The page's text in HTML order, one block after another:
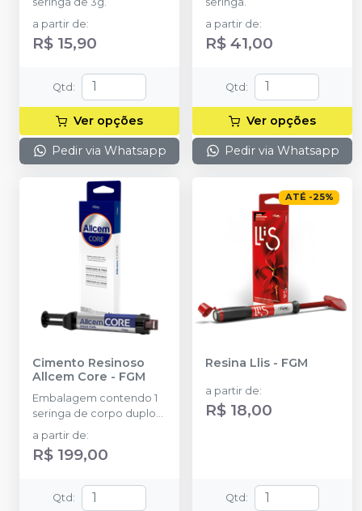
a partir de:
R$ 15,90
Qtd :
Ver opções
Pedir via Whatsapp
a partir de:
R$ 41,00
Qtd :
Ver opções
Pedir via Whatsapp
Cimento Resinoso
Allcem Core - FGM
Embalagem contendo 1
seringa de corpo duplo
com 6g e 8 ponteiras
a partir de:
R$ 199,00
Qtd :
ATÉ -25%
Resina Llis - FGM
a partir de:
R$ 18,00
Qtd :